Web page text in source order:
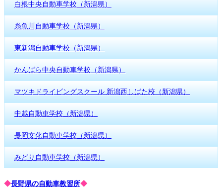
白根中央自動車学校（新潟県）
糸魚川自動車学校（新潟県）
東新潟自動車学校（新潟県）
かんばら中央自動車学校（新潟県）
マツキドライビングスクール 新潟西しばた校（新潟県）
中越自動車学校（新潟県）
長岡文化自動車学校（新潟県）
みどり自動車学校（新潟県）
◆長野県の自動車教習所◆